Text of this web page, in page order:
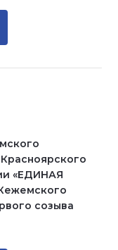
«ЕДИНАЯ
созыва